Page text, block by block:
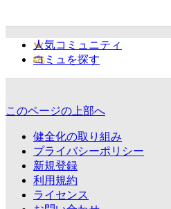
人気コミュニティ
コミュを探す
このページの上部へ
健全化の取り組み
プライバシーポリシー
新規登録
利用規約
ライセンス